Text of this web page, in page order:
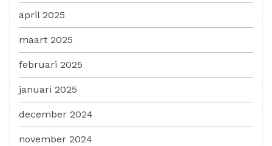
april 2025
maart 2025
februari 2025
januari 2025
december 2024
november 2024